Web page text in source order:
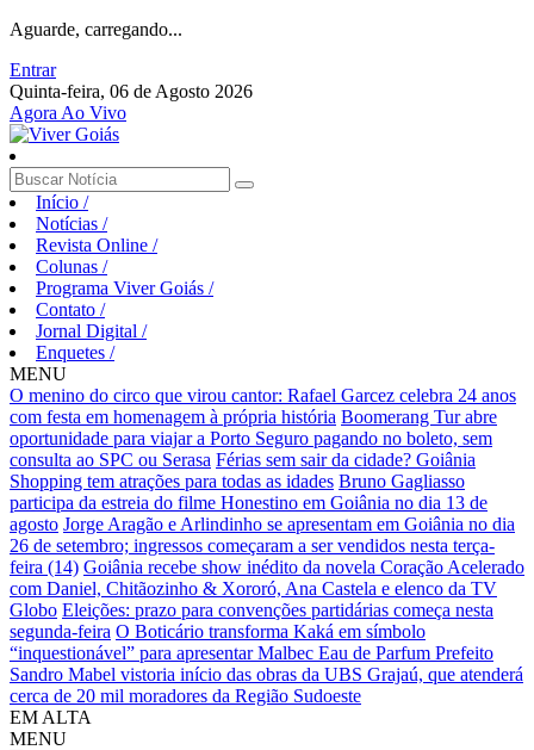
Aguarde, carregando...
Entrar
Quinta-feira, 06 de Agosto 2026
Agora Ao Vivo
Início /
Notícias /
Revista Online /
Colunas /
Programa Viver Goiás /
Contato /
Jornal Digital /
Enquetes /
MENU
O menino do circo que virou cantor: Rafael Garcez celebra 24 anos
com festa em homenagem à própria história Boomerang Tur abre
oportunidade para viajar a Porto Seguro pagando no boleto, sem
consulta ao SPC ou Serasa Férias sem sair da cidade? Goiânia
Shopping tem atrações para todas as idades Bruno Gagliasso
participa da estreia do filme Honestino em Goiânia no dia 13 de
agosto Jorge Aragão e Arlindinho se apresentam em Goiânia no dia
26 de setembro; ingressos começaram a ser vendidos nesta terça-
feira (14) Goiânia recebe show inédito da novela Coração Acelerado
com Daniel, Chitãozinho & Xororó, Ana Castela e elenco da TV
Globo Eleições: prazo para convenções partidárias começa nesta
segunda-feira O Boticário transforma Kaká em símbolo
“inquestionável” para apresentar Malbec Eau de Parfum Prefeito
Sandro Mabel vistoria início das obras da UBS Grajaú, que atenderá
cerca de 20 mil moradores da Região Sudoeste
EM ALTA
MENU